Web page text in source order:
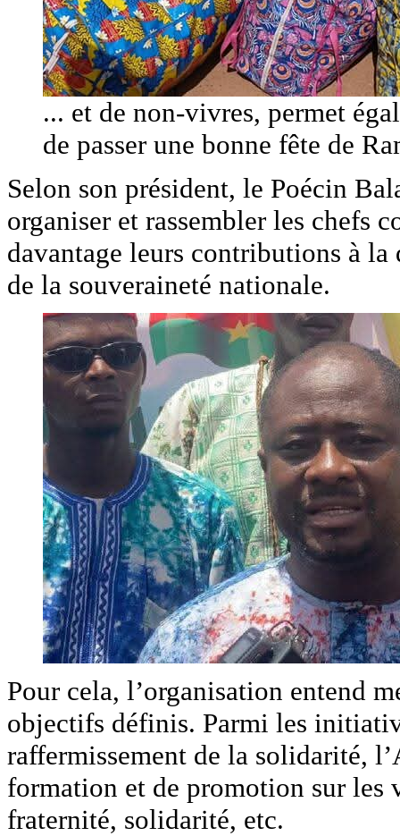
... et de non-vivres, permet
de passer une bonne fête de
‎Selon son président, le Poécin
organiser et rassembler les chefs
davantage leurs contributions à
de la souveraineté nationale.
Pour cela, l’organisation entend
objectifs définis. Parmi les
raffermissement de la solidarité,
formation et de promotion sur les
fraternité, solidarité, etc. ‎